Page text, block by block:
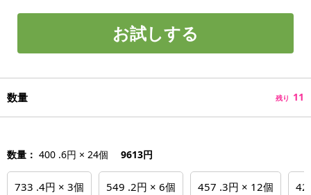
お試しする
数量 残り 11
数量： 400 .6円 × 24個 9613円
733 .4円 × 3個 549 .2円 × 6個 457 .3円 × 12個